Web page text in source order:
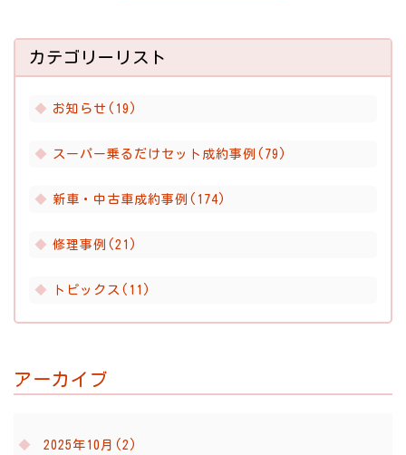
カテゴリーリスト
お知らせ(19)
スーパー乗るだけセット成約事例(79)
新車・中古車成約事例(174)
修理事例(21)
トピックス(11)
アーカイブ
2025年10月(2)